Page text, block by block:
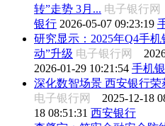
转”走势 3月... 电子银行
银行 2026-05-07 09:23:19
研究显示：2025年Q4手
动”升级 电子银行网
2026-01-29 10:21:54 手机
深化数智场景 西安银行
电子银行网 2025-12-18
18 08:51:31 西安银行